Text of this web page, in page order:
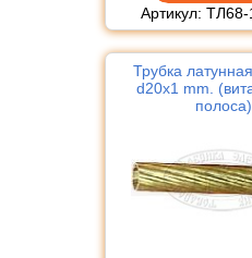
Артикул:
Трубка
d20x1 mm.
полоса)